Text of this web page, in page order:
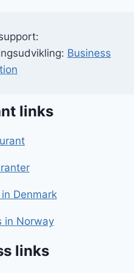
Business
links
Denmark
in Norway
links